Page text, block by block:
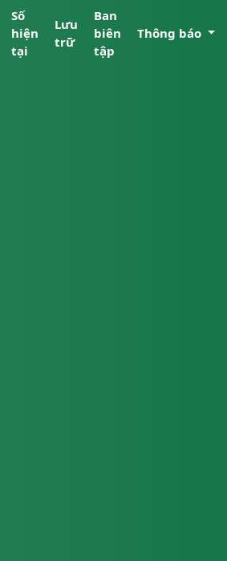
Số
hiện
tại
Lưu
trữ
Ban
biên
tập
Thông báo